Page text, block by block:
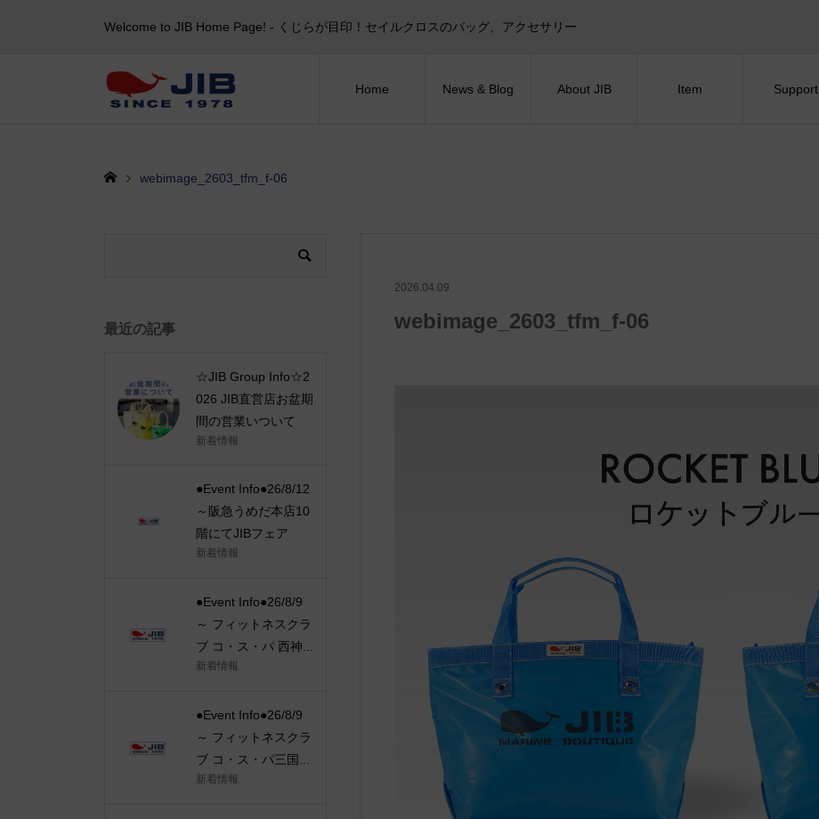
Welcome to JIB Home Page! ‐ くじらが目印！セイルクロスのバッグ、アクセサリー
Home News & Blog About JIB Item Support
webimage_2603_tfm_f-06
2026.04.09
webimage_2603_tfm_f-06
最近の記事
☆JIB Group Info☆2
026 JIB直営店お盆期
間の営業いついて
新着情報
●Event Info●26/8/12
～阪急うめだ本店10
階にてJIBフェア
新着情報
●Event Info●26/8/9
～ フィットネスクラ
ブ コ・ス・パ 西神...
新着情報
●Event Info●26/8/9
～ フィットネスクラ
ブ コ・ス・パ三国...
新着情報